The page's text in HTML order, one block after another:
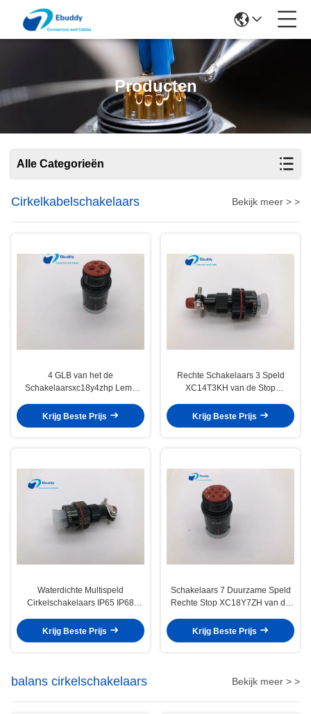
Producten
Alle Categorieën
Cirkelkabelschakelaars Bekijk meer > >
4 GLB van het de
Schakelaarsxc18y4zhp Lemo
voor Stop/Contactdoos
Krijg Beste Prijs
Rechte Schakelaars 3 Speld
XC14T3KH van de Stop
Krijg Beste Prijs
Waterdichte Multispeld
Cirkelschakelaars IP65 IP68
het Stofbewijs
Krijg Beste Prijs
Schakelaars 7 Duurzame Speld
Rechte Stop XC18Y7ZH van de
Krijg Beste Prijs
balans cirkelschakelaars Bekijk meer > >